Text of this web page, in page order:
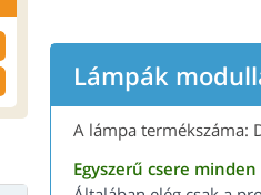
Lámpák
A lámpa termékszáma:
Egyszerű csere